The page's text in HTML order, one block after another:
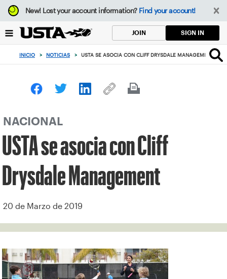
Enfoque
desde
botón
volver
principio
New!Lost your account information? Find your account!
JOIN SIGN IN
INICIO > NOTICIAS > USTA SE ASOCIA CON CLIFF DRYSDALE MANAGEMENT
NACIONAL
USTA se asocia con Cliff
Drysdale Management
20 de Marzo de 2019